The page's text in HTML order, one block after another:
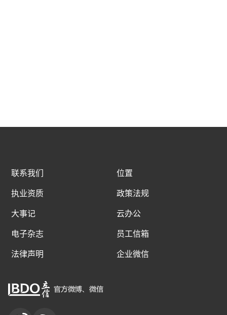
联系我们
位置
执业资质
政策法规
大事记
云办公
电子杂志
员工信箱
法律声明
企业微信